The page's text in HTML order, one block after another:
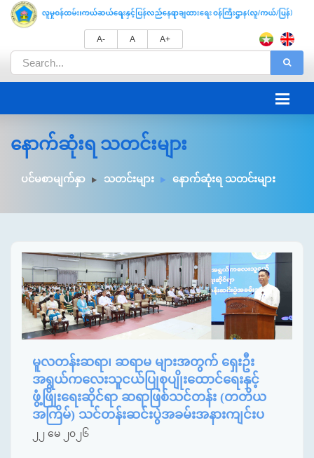
A- A A+
နောက်ဆုံးရ သတင်းများ
ပင်မစာမျက်နှာ သတင်းများ နောက်ဆုံးရ သတင်းများ
မူလတန်းဆရာ၊ ဆရာမ များအတွက် ရှေးဦး
အရွယ်ကလေးသူငယ်ပြုစုပျိုးထောင်ရေးနှင့်
ဖွံ့ဖြိုးရေးဆိုင်ရာ ဆရာဖြစ်သင်တန်း (တတိယ
အကြိမ်) သင်တန်းဆင်းပွဲအခမ်းအနားကျင်းပ
၂၂ မေ ၂၀၂၆